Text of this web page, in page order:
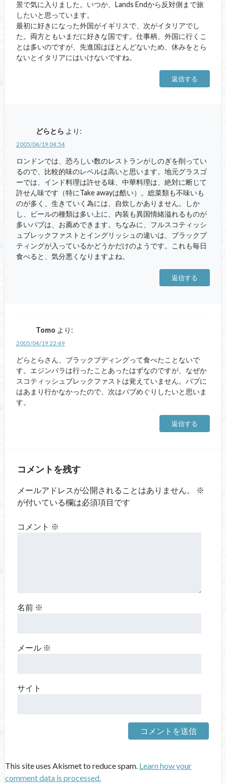
景で気に入りました。いつか、Lands Endから反対側まで旅
したいと思っています。
最初に好きになった外国がイギリスで、次がイタリアでし
た。両方ともいまだに好きな国です。仕事柄、外国に行くこ
とは多いのですが、先進国はほとんどないため、休みをとら
ないとイタリアにはいけないですね。
返信する
どらとら より:
2005/04/19 04:54
ロンドンでは、恐ろしい数のレストランがしのぎを削ってい
るので、比較的味のレベルは高いと思います。地元グラスゴ
ーでは、インド料理は許せる味、中華料理は、絶対に断じて
許せん味です（特にTake awayは酷い）。総菜類も不味いも
のが多く、生きていく為には、自炊しかありません。しか
し、ビールの種類は多い上に、内装も異国情緒溢れるものが
多いパブは、お薦めできます。ちなみに、フルスコティッシ
ュブレックファストとイングリッシュの違いは、ブラックプ
ティングが入っているかどうかだけのようです。これも毎日
食べると、気分悪くなりますよね。
返信する
Tomo より:
2005/04/19 22:49
どらとらさん、ブラックプディングって食べたことないで
す。エジンバラは行ったことあったはずなのですが、なぜか
スコティッシュブレックファストは覚えていません。パブに
はあまり行かなかったので、次はパブめぐりしたいと思いま
す。
返信する
コメントを残す
メールアドレスが公開されることはありません。
※
が付いている欄は必須項目です
コメント ※
名前 ※
メール ※
サイト
This site uses Akismet to reduce spam. Learn how your
comment data is processed.